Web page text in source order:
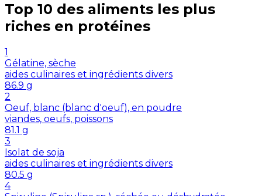
Top 10 des aliments les plus
riches en protéines
1
Gélatine, sèche
aides culinaires et ingrédients divers
86.9 g
2
Oeuf, blanc (blanc d'oeuf), en poudre
viandes, oeufs, poissons
81.1 g
3
Isolat de soja
aides culinaires et ingrédients divers
80.5 g
4